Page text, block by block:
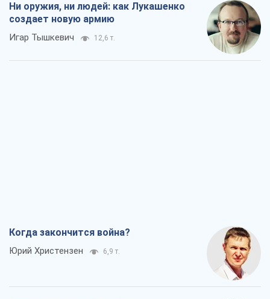
Ни оружия, ни людей: как Лукашенко
создает новую армию
Игар Тышкевич 12,6 т.
Когда закончится война?
Юрий Христензен 6,9 т.